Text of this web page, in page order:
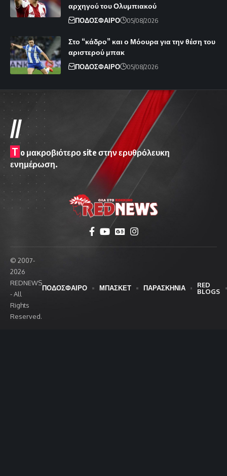
αρχηγού του Ολυμπιακού
ΠΟΔΟΣΦΑΙΡΟ 05/08/2026
Στο “κάδρο” και ο Μόουρα για την θέση του
αριστερού μπακ
ΠΟΔΟΣΦΑΙΡΟ 05/08/2026
//
T o μακροβιότερο site στην ερυθρόλευκη
ενημέρωση.
© 2007-
2026
REDNEWS
- All
Rights
Reserved.
ΠΟΔΟΣΦΑΙΡΟ ΜΠΑΣΚΕΤ ΠΑΡΑΣΚΗΝΙΑ
RED
BLOGS